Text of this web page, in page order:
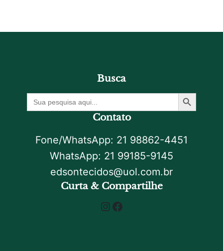
Busca
Procurar
por:
Botão De Pesquisa
Contato
Fone/WhatsApp: 21 98862-4451
WhatsApp: 21 99185-9145
edsontecidos@uol.com.br
Curta & Compartilhe
Instagram Facebook